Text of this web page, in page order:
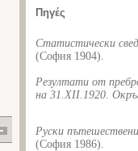
Πηγές
Статистически
(София 1904).
Резултати от
на 31.XII.1920.
Руски
(София 1986).